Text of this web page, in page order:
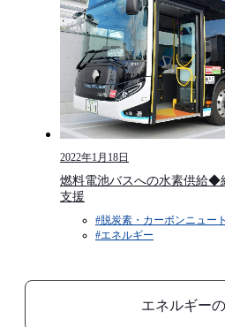
2022年1月18日
燃料電池バスへの水素供給◆
支援
#脱炭素・カーボンニュー
#エネルギー
エネルギー